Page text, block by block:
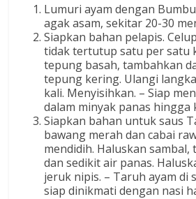
Lumuri ayam dengan
agak asam, sekitar 20-30
Siapkan bahan pelapis.
tidak tertutup satu per satu
tepung basah, tambahkan
tepung kering. Ulangi
kali. Menyisihkan. – Siap
dalam minyak panas hingga
Siapkan bahan untuk saus
bawang merah dan cabai
mendidih. Haluskan
dan sedikit air panas.
jeruk nipis. – Taruh ayam di
siap dinikmati dengan nasi